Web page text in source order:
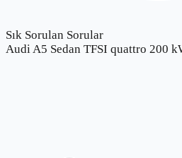
Sık Sorulan Sorular
Audi A5 Sedan TFSI quattro 200